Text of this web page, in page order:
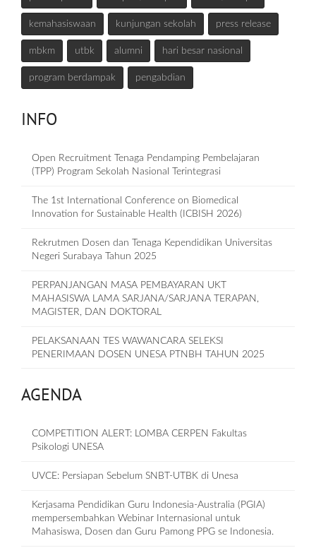
kemahasiswaan kunjungan sekolah press release
mbkm utbk alumni hari besar nasional
program berdampak pengabdian
INFO
Open Recruitment Tenaga Pendamping Pembelajaran
(TPP) Program Sekolah Nasional Terintegrasi
The 1st International Conference on Biomedical
Innovation for Sustainable Health (ICBISH 2026)
Rekrutmen Dosen dan Tenaga Kependidikan Universitas
Negeri Surabaya Tahun 2025
PERPANJANGAN MASA PEMBAYARAN UKT
MAHASISWA LAMA SARJANA/SARJANA TERAPAN,
MAGISTER, DAN DOKTORAL
PELAKSANAAN TES WAWANCARA SELEKSI
PENERIMAAN DOSEN UNESA PTNBH TAHUN 2025
AGENDA
COMPETITION ALERT: LOMBA CERPEN Fakultas
Psikologi UNESA
UVCE: Persiapan Sebelum SNBT-UTBK di Unesa
Kerjasama Pendidikan Guru Indonesia-Australia (PGIA)
mempersembahkan Webinar Internasional untuk
Mahasiswa, Dosen dan Guru Pamong PPG se Indonesia.